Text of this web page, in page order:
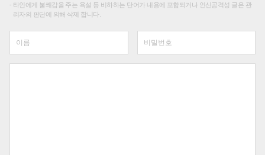
타인에게 불쾌감을 주는 욕설 등 비하하는 단어가 내용에 포함되거나 인신공격성 글은 관
리자의 판단에 의해 삭제 합니다.